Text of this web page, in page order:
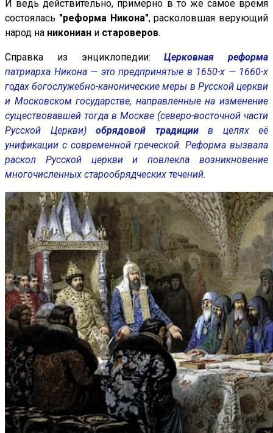
И ведь действительно, примерно в то же самое время
состоялась "реформа Никона", расколовшая верующий
народ на никониан и староверов.
Справка из энциклопедии:Церковная реформа
патриарха Никона — это предпринятые в 1650-х — 1660-х
годах богослужебно-канонические меры в Русской церкви
и Московском государстве, направленные на изменение
существовавшей тогда в Москве (северо-восточной части
Русской Церкви) обрядовой традициив целях её
унификации с современной греческой. Реформа вызвала
раскол Русской церкви и повлекла возникновение
многочисленных старообрядческих течений.